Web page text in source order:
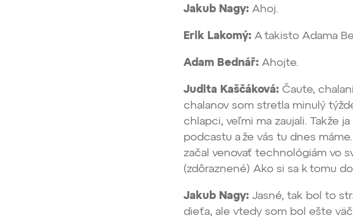
Jakub Nagy:Ahoj.
Erik Lakomý:A takisto Adama
Adam Bednář:Ahojte.
Judita Kaščáková:Čaute,
chalanov som stretla minulý
chlapci, veľmi ma zaujali. Takže
podcastu a že vás tu dnes
začal venovať technológiám vo
(zdôraznené) Ako si sa k tomu
Jakub Nagy:Jasné, tak bol to
dieťa, ale vtedy som bol ešte